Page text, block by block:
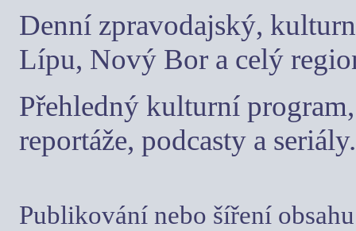
Denní zpravodajský,
Lípu, Nový Bor a celý
Přehledný kulturní
reportáže, podcasty a seriály.
Publikování nebo šíření